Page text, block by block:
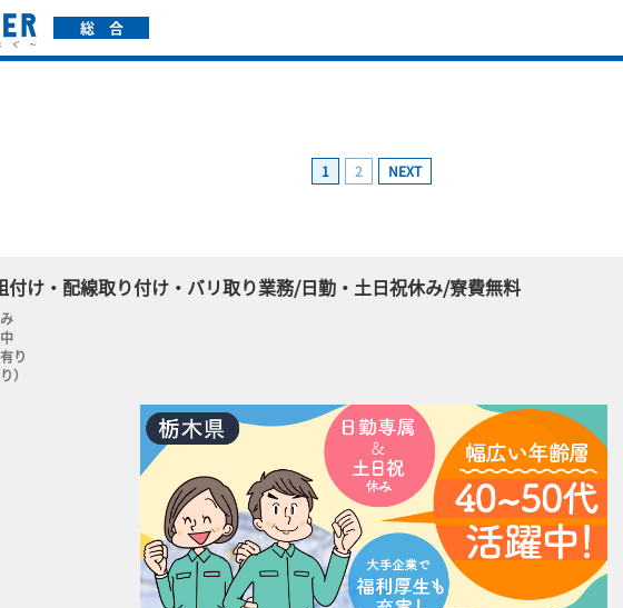
総 合
1 2 NEXT
付け・配線取り付け・バリ取り業務/日勤・土日祝休み/寮費無料
り
）